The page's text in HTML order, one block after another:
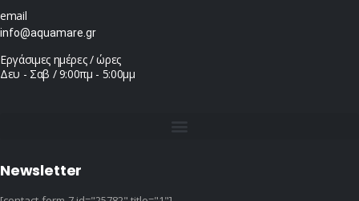
email
info@aquamare.gr
Εργάσιμες ημέρες / ώρες
Δευ - Σαβ / 9:00πμ - 5:00μμ
Newsletter